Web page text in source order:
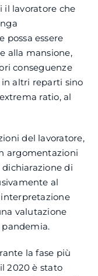
il lavoratore che
possa essere
alla mansione,
conseguenze
altri reparti sino
ratio, al
del lavoratore,
argomentazioni
di
al
valutazione
pandemia.
la fase più
2020 è stato